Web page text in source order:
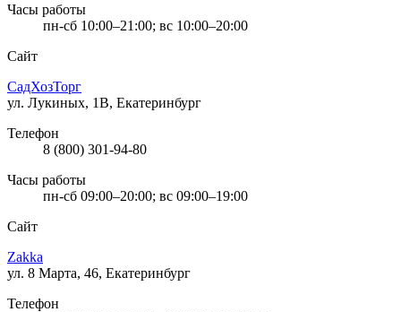
Часы работы
пн-сб 10:00–21:00; вс 10:00–20:00
Сайт
СадХозТорг
ул. Лукиных, 1В, Екатеринбург
Телефон
8 (800) 301-94-80
Часы работы
пн-сб 09:00–20:00; вс 09:00–19:00
Сайт
Zakka
ул. 8 Марта, 46, Екатеринбург
Телефон